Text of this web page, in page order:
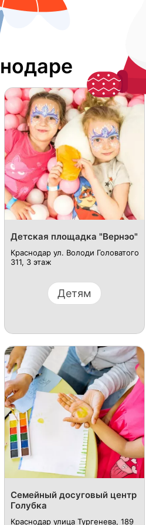
Детская площадка "Вернэо"
Краснодар ул. Володи Головатого
311, 3 этаж
Детям
Семейный досуговый центр
Голубка
Краснодар улица Тургенева, 189